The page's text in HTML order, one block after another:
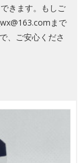
きます。もしご
まで
、ご安心くださ